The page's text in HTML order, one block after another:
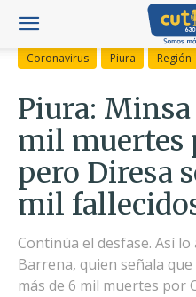
Coronavirus Piura Región
Piura:
mil muertes
pero Diresa
mil
Continúa el desfase. Así
Barrena, quien señala
más de 6 mil muertes por